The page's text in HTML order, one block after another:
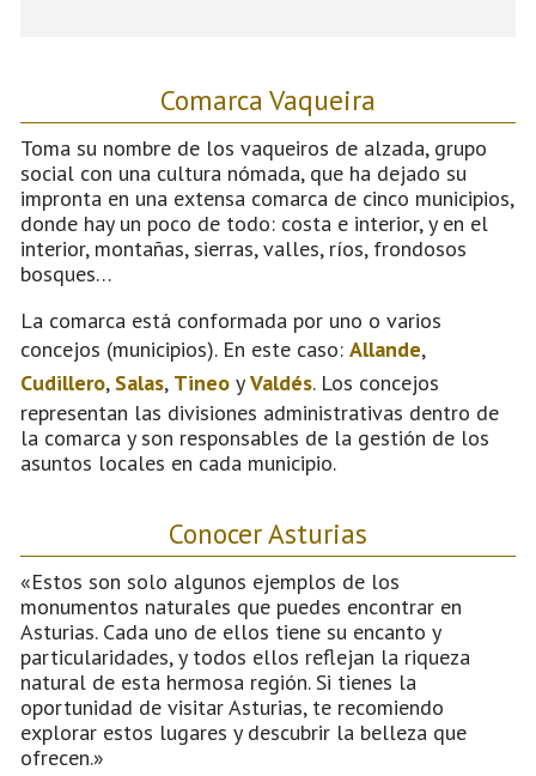
Comarca Vaqueira
Toma su nombre de los vaqueiros de alzada, grupo
social con una cultura nómada, que ha dejado su
impronta en una extensa comarca de cinco municipios,
donde hay un poco de todo: costa e interior, y en el
interior, montañas, sierras, valles, ríos, frondosos
bosques…
La comarca está conformada por uno o varios
concejos (municipios). En este caso: Allande,
Cudillero, Salas, Tineo yValdés. Los concejos
representan las divisiones administrativas dentro de
la comarca y son responsables de la gestión de los
asuntos locales en cada municipio.
Conocer Asturias
«Estos son solo algunos ejemplos de los
monumentos naturales que puedes encontrar en
Asturias. Cada uno de ellos tiene su encanto y
particularidades, y todos ellos reflejan la riqueza
natural de esta hermosa región. Si tienes la
oportunidad de visitar Asturias, te recomiendo
explorar estos lugares y descubrir la belleza que
ofrecen.»